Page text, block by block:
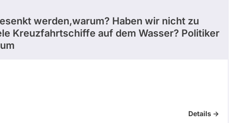
werden,warum? Haben wir nicht zu
Kreuzfahrtschiffe auf dem Wasser? Politiker
Details ->